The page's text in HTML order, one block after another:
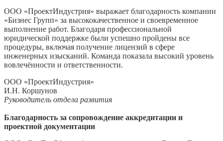
ООО «ПроектИндустрия» выражает благодарность компании
«Бизнес Групп» за высококачественное и своевременное
выполнение работ. Благодаря профессиональной
юридической поддержке были успешно пройдены все
процедуры, включая получение лицензий в сфере
инженерных изысканий. Команда показала высокий уровень
вовлечённости и ответственности.
ООО «ПроектИндустрия»
И.Н. Коршунов
Руководитель отдела развития
Благодарность за сопровождение аккредитации и
проектной документации